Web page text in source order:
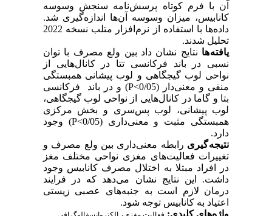
آن با فرم کوتاه پرسش‌نامه سنجش وسوسه
کانابیس، میزان وسوسه آن‌ها اندازه‌گیری شد.
داده‌‌ها با استفاده از نرم‌افزار متلب نسخه 2022
تحلیل شدند.
یافته ها نتایج نشان داد بین ولع مصرف با توان
نسبی در باند فرکانسی تتا در کانال‌هایی از
نواحی لوب گیجگاهی و لوب پیشانی همبستگی
منفی و معنی‌دار (05/P<0) و در باند فرکانسی
بتا و گاما در کانال‌هایی از نواحی لوب گیجگاهی،
لوب پیشانی، لوب پس‌سری و بخش مرکزی
همبستگی مثبت و معنی‌داری (05/P<0) وجود
دارد.
نتیجه گیری رابطه معنی‌داری بین ولع مصرف و
تغییرات فعالیت‌های مغزی نواحی مختلف مغز
در افراد مبتلا به اختلال مصرف کانابیس وجود
داشت. این نتایج نشان می‌دهد که در فرایند
درمان لازم است به جنبه‌های عصبی زیستی
اعتیاد به کانابیس توجه شود.
واژه‌های کلیدی:
،